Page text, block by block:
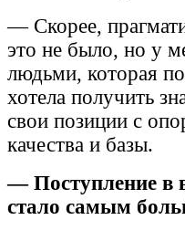
— Скорее,
это не было, но у
людьми, которая
хотела получить
свои позиции с
качества и базы.
— Поступление в
стало самым